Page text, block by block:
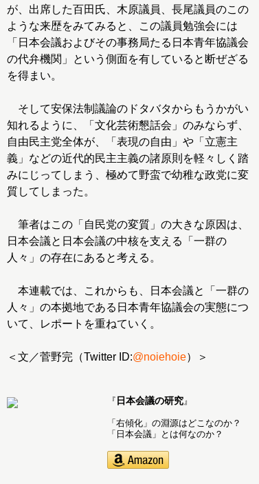
が、出席した百田氏、木原議員、長尾議員のこの
ような来歴をみてみると、この議員勉強会には
「日本会議およびその事務局たる日本青年協議会
の代弁機関」という側面を有していると断ぜざる
を得まい。
そして安保法制議論のドタバタからもうかがい
知れるように、「文化芸術懇話会」のみならず、
自由民主党全体が、「表現の自由」や「立憲主
義」などの近代的民主主義の諸原則を軽々しく踏
みにじってしまう、極めて野蛮で幼稚な政党に変
質してしまった。
筆者はこの「自民党の変質」の大きな原因は、
日本会議と日本会議の中核を支える「一群の
人々」の存在にあると考える。
本連載では、これからも、日本会議と「一群の
人々」の本拠地である日本青年協議会の実態につ
いて、レポートを重ねていく。
＜文／菅野完（Twitter ID:@noiehoie）＞
『 日本会議の研究』
「右傾化」の淵源はどこなのか？
「日本会議」とは何なのか？